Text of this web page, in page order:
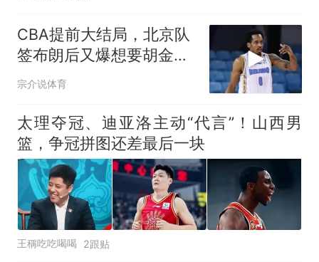
CBA提前大结局，北京队
签布朗后又爆想要胡金
秋，其他队没戏了
宗介说体育
太理夺冠、迪亚洛主动“代言”！山西男
篮，争冠拼图还差最后一块
王稱吃吃喝喝 2跟贴